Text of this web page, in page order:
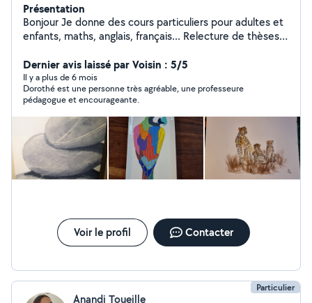
Présentation
Bonjour Je donne des cours particuliers pour adultes et
enfants, maths, anglais, français... Relecture de thèses,
comptabilité
Dernier avis laissé par Voisin : 5/5
Il y a plus de 6 mois
Dorothé est une personne très agréable, une professeure
pédagogue et encourageante.
Voir le profil Contacter
Particulier
Anandi Toueille